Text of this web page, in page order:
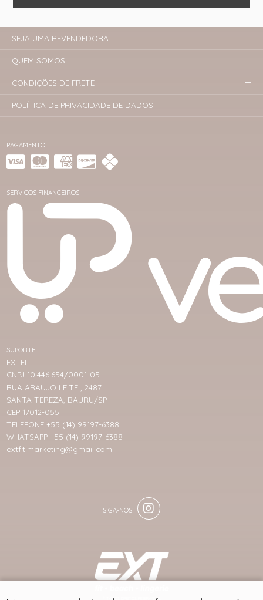
PAGAMENTO
SERVIÇOS FINANCEIROS
SUPORTE
EXTFIT
CNPJ 10.446.654/0001-05
RUA ARAUJO LEITE , 2487
SANTA TEREZA, BAURU/SP
CEP 17012-055
TELEFONE +55 (14) 99197-6388
WHATSAPP +55 (14) 99197-6388
extfit.marketing@gmail.com
SEJA UMA REVENDEDORA
QUEM SOMOS
CONDIÇÕES DE FRETE
POLÍTICA DE PRIVACIDADE DE DADOS
® TODOS DIREITOS RESERVADOS